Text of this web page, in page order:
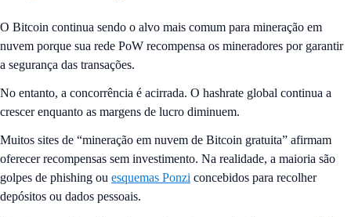
O Bitcoin continua sendo o alvo mais comum para mineração em
nuvem porque sua rede PoW recompensa os mineradores por garantir
a segurança das transações.
No entanto, a concorrência é acirrada. O hashrate global continua a
crescer enquanto as margens de lucro diminuem.
Muitos sites de “mineração em nuvem de Bitcoin gratuita” afirmam
oferecer recompensas sem investimento. Na realidade, a maioria são
golpes de phishing ou esquemas Ponzi concebidos para recolher
depósitos ou dados pessoais.